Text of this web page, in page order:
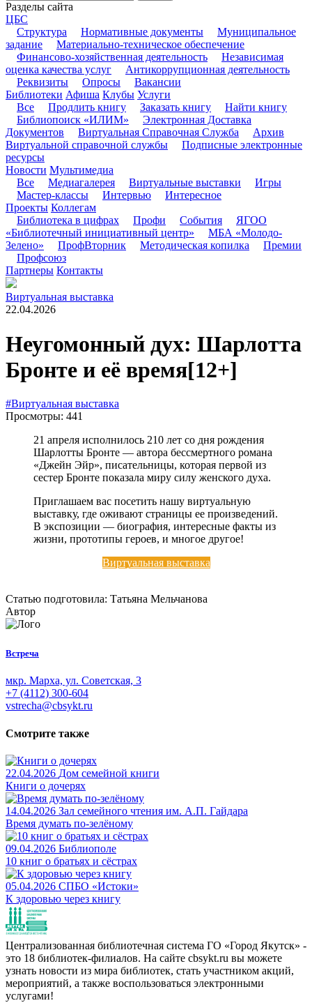
Разделы сайта
ЦБС
Структура
Нормативные документы
Муниципальное
задание
Материально-техническое обеспечение
Финансово-хозяйственная деятельность
Независимая
оценка качества услуг
Антикоррупционная деятельность
Реквизиты
Опросы
Вакансии
Библиотеки Афиша Клубы Услуги
Все
Продлить книгу Заказать книгу
Найти книгу
Библиопоиск «ИЛИМ»
Электронная Доставка
Документов
Виртуальная Справочная Служба
Архив
Виртуальной справочной службы
Подписные электронные
ресурсы
Новости Мультимедиа
Все
Медиагалерея Виртуальные выставки
Игры
Мастер-классы
Интервью
Интересное
Проекты Коллегам
Библиотека в цифрах
Профи События
ЯГОО
«Библиотечный инициативный центр»
МБА «Молодо-
Зелено»
ПрофВторник Методическая копилка
Премии
Профсоюз
Партнеры Контакты
Виртуальная выставка
22.04.2026
Неугомонный дух: Шарлотта
Бронте и её время[12+]
#Виртуальная выставка
Просмотры: 441
21 апреля исполнилось 210 лет со дня рождения
Шарлотты Бронте — автора бессмертного романа
«Джейн Эйр», писательницы, которая первой из
сестер Бронте показала миру силу женского духа.
Приглашаем вас посетить нашу виртуальную
выставку, где оживают страницы ее произведений.
В экспозиции — биография, интересные факты из
жизни, прототипы героев, и многое другое!
Виртуальная выставка
Статью подготовила: Татьяна Мельчанова
Автор
Встреча
мкр. Марха, ул. Советская, 3
+7 (4112) 300-604
vstrecha@cbsykt.ru
Смотрите также
22.04.2026 Дом семейной книги
Книги о дочерях
14.04.2026 Зал семейного чтения им. А.П. Гайдара
Время думать по-зелёному
09.04.2026 Библиополе
10 книг о братьях и сёстрах
05.04.2026 СПБО «Истоки»
К здоровью через книгу
Централизованная библиотечная система ГО «Город Якутск» -
это 18 библиотек-филиалов. На сайте cbsykt.ru вы можете
узнать новости из мира библиотек, стать участником акций,
мероприятий, а также воспользоваться электронными
услугами!